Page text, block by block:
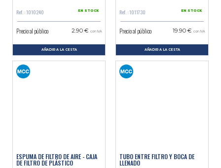
Ref. : 1010240 EN STOCK
Precio al público 2.90 € con IVA
AÑADIR A LA CESTA
Ref. : 1011730 EN STOCK
Precio al público 19.90 € con IVA
AÑADIR A LA CESTA
ESPUMA DE FILTRO DE AIRE - CAJA
DE FILTRO DE PLÁSTICO
TUBO ENTRE FILTRO Y BOCA DE
LLENADO